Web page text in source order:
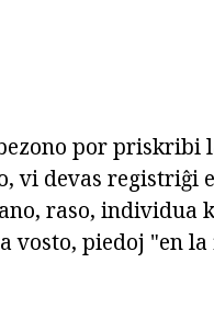
por priskribi
vi devas registriĝi
raso, individua
vosto, piedoj "en